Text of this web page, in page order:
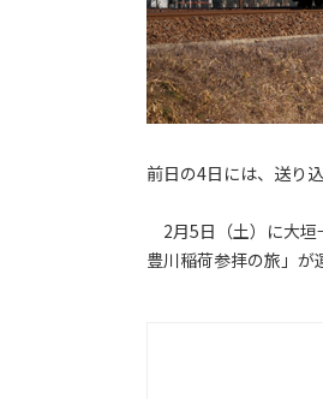
前日の4日には、送り
2月5日（土）に大
豊川稲荷参拝の旅」が